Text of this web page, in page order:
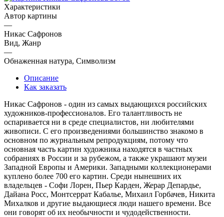
Характеристики
Автор картины
—
Никас Сафронов
Вид, Жанр
—
Обнаженная натура, Символизм
Описание
Как заказать
Никас Сафронов - один из самых выдающихся российских
художников-профессионалов. Его талантливость не
оспаривается ни в среде специалистов, ни любителями
живописи. С его произведениями большинство знакомо в
основном по журнальным репродукциям, потому что
основная часть картин художника находятся в частных
собраниях в России и за рубежом, а также украшают музеи
Западной Европы и Америки. Западными коллекционерами
куплено более 700 его картин. Среди нынешних их
владельцев - Софи Лорен, Пьер Карден, Жерар Депардье,
Дайана Росс, Монтсеррат Кабалье, Михаил Горбачев, Никита
Михалков и другие выдающиеся люди нашего времени. Все
они говорят об их необычности и чудодейственности.